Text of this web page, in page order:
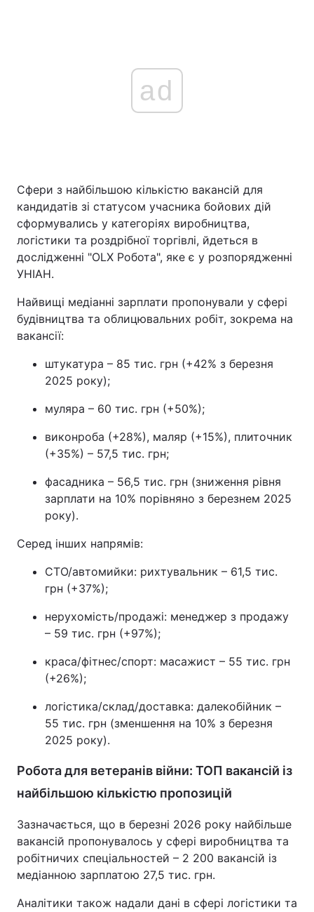
ad
Сфери з найбільшою кількістю вакансій для
кандидатів зі статусом учасника бойових дій
сформувались у категоріях виробництва,
логістики та роздрібної торгівлі, йдеться в
дослідженні "OLX Робота", яке є у розпорядженні
УНІАН.
Найвищі медіанні зарплати пропонували у сфері
будівництва та облицювальних робіт, зокрема на
вакансії:
штукатура – 85 тис. грн (+42% з березня
2025 року);
муляра – 60 тис. грн (+50%);
виконроба (+28%), маляр (+15%), плиточник
(+35%) – 57,5 тис. грн;
фасадника – 56,5 тис. грн (зниження рівня
зарплати на 10% порівняно з березнем 2025
року).
Серед інших напрямів:
СТО/автомийки: рихтувальник – 61,5 тис.
грн (+37%);
нерухомість/продажі: менеджер з продажу
– 59 тис. грн (+97%);
краса/фітнес/спорт: масажист – 55 тис. грн
(+26%);
логістика/склад/доставка: далекобійник –
55 тис. грн (зменшення на 10% з березня
2025 року).
Робота для ветеранів війни: ТОП вакансій із
найбільшою кількістю пропозицій
Зазначається, що в березні 2026 року найбільше
вакансій пропонувалось у сфері виробництва та
робітничих спеціальностей – 2 200 вакансій із
медіанною зарплатою 27,5 тис. грн.
Аналітики також надали дані в сфері логістики та